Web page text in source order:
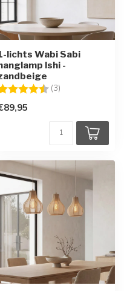
lichts Wabi Sabi
Ishi -
(3)